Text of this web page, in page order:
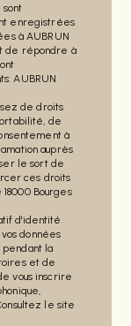
enregistrées
à AUBRUN
de répondre à
AUBRUN
de droits
de
à
auprès
le sort de
ces droits
Bourges
d'identité
données
la
et de
vous inscrire
le site